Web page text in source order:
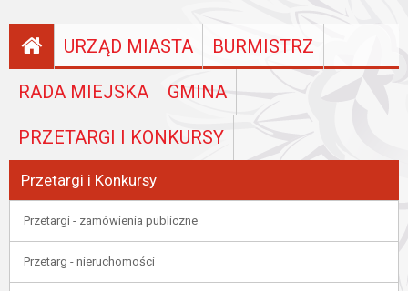
URZĄD MIASTA BURMISTRZ
RADA MIEJSKA GMINA
PRZETARGI I KONKURSY
Przetargi i Konkursy
Przetargi - zamówienia publiczne
Przetarg - nieruchomości